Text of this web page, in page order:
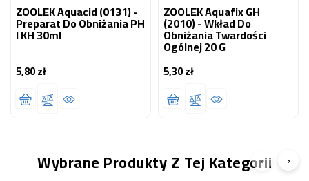
ZOOLEK Aquacid (0131) -
Preparat Do Obniżania PH
I KH 30ml
5,80 złCena
ZOOLEK Aquafix GH
(2010) - Wkład Do
Obniżania Twardości
Ogólnej 20 G
5,30 złCena
Wybrane Produkty Z Tej Kategorii
‹ ›